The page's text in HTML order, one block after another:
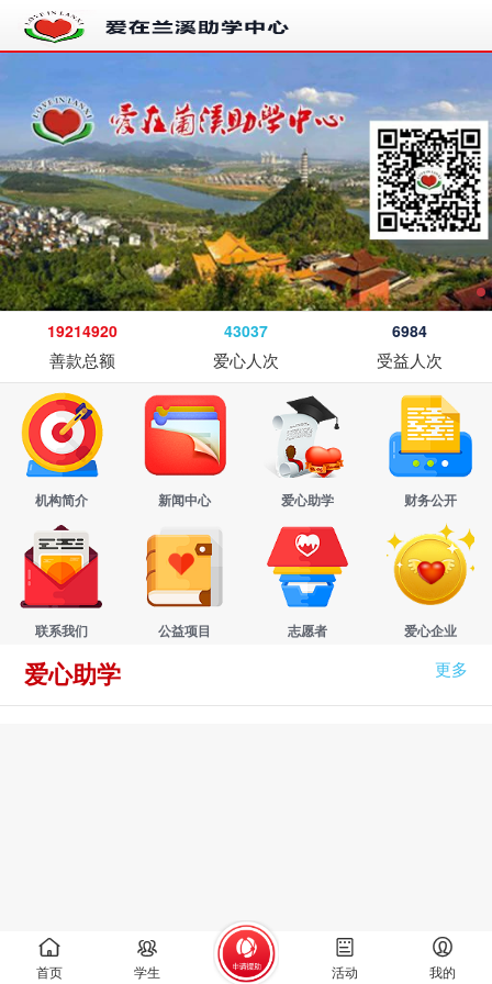
首页 学生 活动 我的
19214920
善款总额
43037
爱心人次
6984
受益人次
机构简介 新闻中心 爱心助学 财务公开
联系我们 公益项目 志愿者 爱心企业
更多
爱心助学